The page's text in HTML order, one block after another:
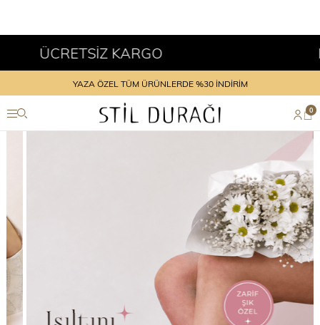
KREDİ
YAZA ÖZEL TÜM ÜRÜNLERDE %30 İNDİRİM
0